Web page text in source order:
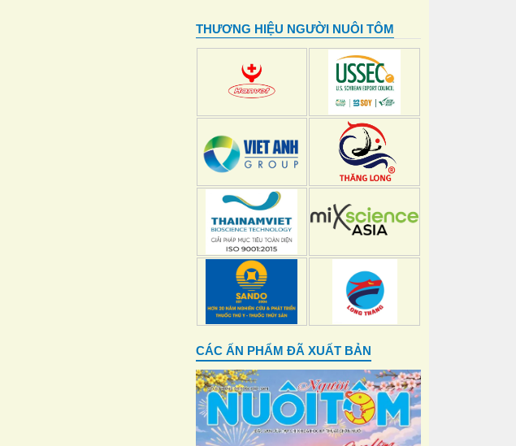
THƯƠNG HIỆU NGƯỜI NUÔI TÔM
CÁC ẤN PHẨM ĐÃ XUẤT BẢN